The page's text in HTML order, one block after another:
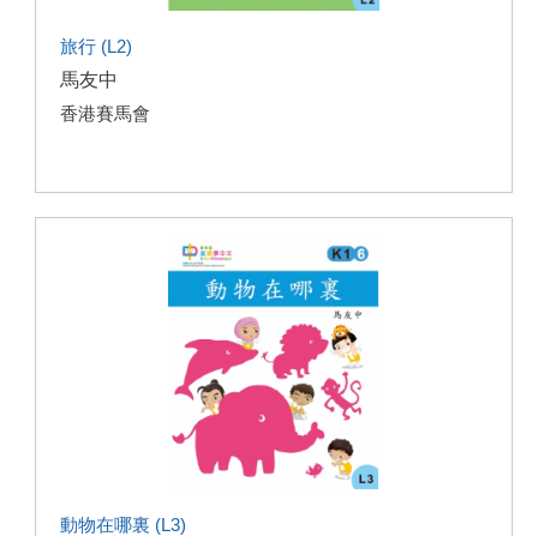
旅行 (L2)
馬友中
香港賽馬會
動物在哪裏 (L3)